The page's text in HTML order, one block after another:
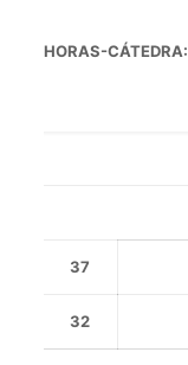
HORAS-CÁTEDRA:
37
32